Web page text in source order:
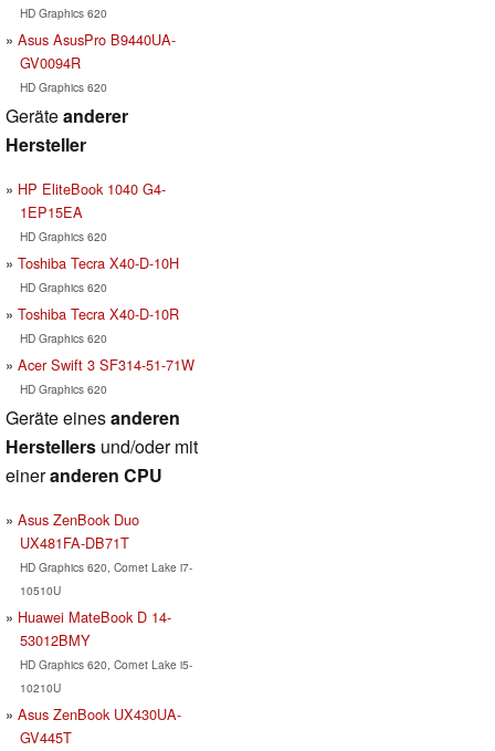
HD Graphics 620
Asus AsusPro B9440UA-
GV0094R
HD Graphics 620
Geräteanderer
Hersteller
HP EliteBook 1040 G4-
1EP15EA
HD Graphics 620
Toshiba Tecra X40-D-10H
HD Graphics 620
Toshiba Tecra X40-D-10R
HD Graphics 620
Acer Swift 3 SF314-51-71W
HD Graphics 620
Geräte einesanderen
Herstellers und/oder mit
eineranderen CPU
Asus ZenBook Duo
UX481FA-DB71T
HD Graphics 620, Comet Lake i7-
10510U
Huawei MateBook D 14-
53012BMY
HD Graphics 620, Comet Lake i5-
10210U
Asus ZenBook UX430UA-
GV445T